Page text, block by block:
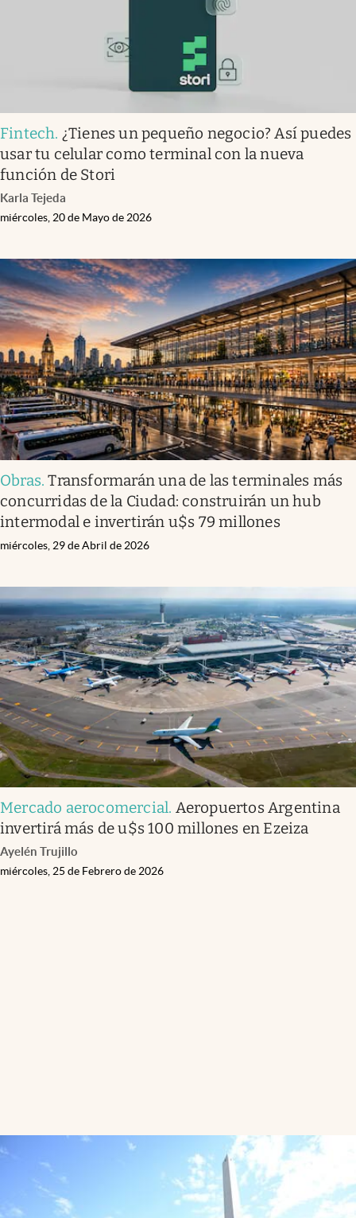
Fintech. ¿Tienes un pequeño negocio? Así puedes
usar tu celular como terminal con la nueva
función de Stori
Karla Tejeda
miércoles, 20 de Mayo de 2026
Obras.Transformarán una de las terminales más
concurridas de la Ciudad: construirán un hub
intermodal e invertirán u$s 79 millones
miércoles, 29 de Abril de 2026
Mercado aerocomercial. Aeropuertos Argentina
invertirá más de u$s 100 millones en Ezeiza
Ayelén Trujillo
miércoles, 25 de Febrero de 2026